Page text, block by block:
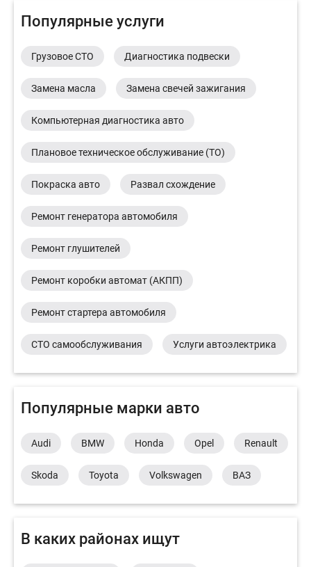
Популярные услуги
Грузовое СТО Диагностика подвески
Замена масла Замена свечей зажигания
Компьютерная диагностика авто
Плановое техническое обслуживание (ТО)
Покраска авто Развал схождение
Ремонт генератора автомобиля
Ремонт глушителей
Ремонт коробки автомат (АКПП)
Ремонт стартера автомобиля
СТО самообслуживания Услуги автоэлектрика
Популярные марки авто
Audi BMW Honda Opel Renault
Skoda Toyota Volkswagen ВАЗ
В каких районах ищут